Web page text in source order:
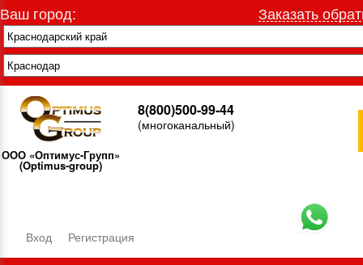
Ваш город: Заказать
ООО «Оптимус-Групп»
(Optimus-group)
8(800)500-99-44
(многоканальный)
Вход Регистрация